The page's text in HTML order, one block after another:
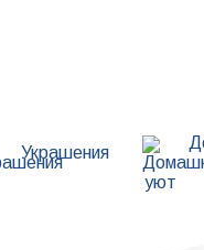
Украшения